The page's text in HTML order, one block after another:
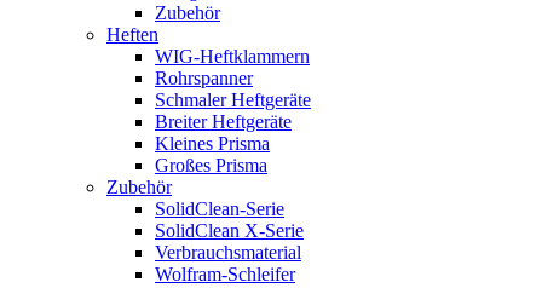
Zubehör
Heften
WIG-Heftklammern
Rohrspanner
Schmaler Heftgeräte
Breiter Heftgeräte
Kleines Prisma
Großes Prisma
Zubehör
SolidClean-Serie
SolidClean X-Serie
Verbrauchsmaterial
Wolfram-Schleifer